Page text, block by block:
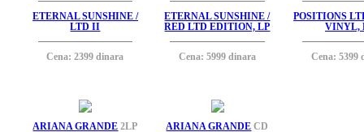
ETERNAL SUNSHINE /
LTD II
Cena: 2399 dinara
ETERNAL SUNSHINE /
RED LTD EDITION, LP
Cena: 5999 dinara
POSITIONS
VINYL,
Cena: 5399
ARIANA GRANDE 2LP ARIANA GRANDE CD